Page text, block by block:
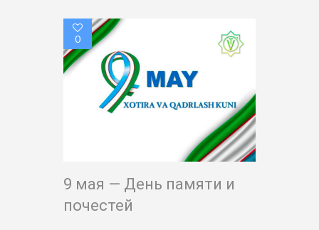
0
9 мая — День памяти и
почестей